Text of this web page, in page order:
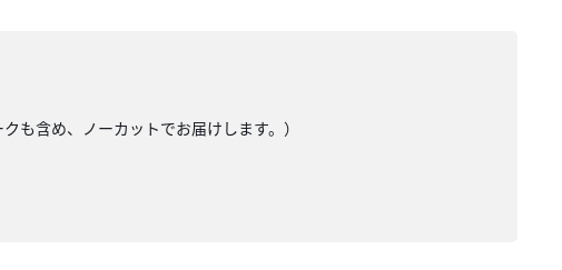
も含め、ノーカットでお届けします。）